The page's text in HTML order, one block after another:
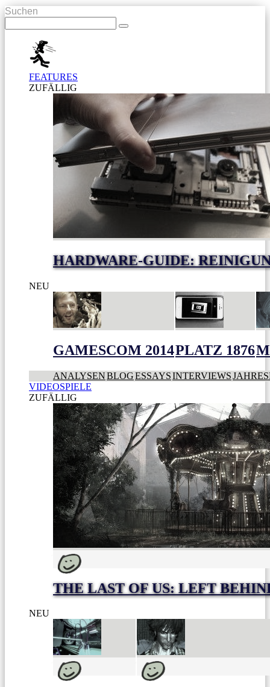
Suchen
FEATURES
ZUFÄLLIG
HARDWARE-GUIDE:
NEU
GAMESCOM 2014PLATZ 1876
ANALYSENBLOGESSAYSINTERVIEWS
VIDEOSPIELE
ZUFÄLLIG
THE LAST OF US: LEFT
NEU